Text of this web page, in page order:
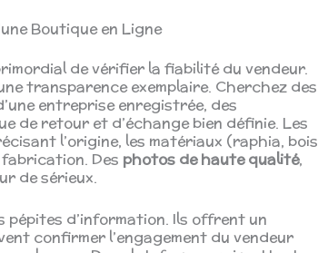
Boutique en Ligne
de vérifier la fiabilité du vendeur.
transparence exemplaire. Cherchez des
entreprise enregistrée, des
de retour et d’échange bien définie. Les
l’origine, les matériaux (raphia, bois
Des photos de haute qualité,
de sérieux.
pépites d’information. Ils offrent un
confirmer l’engagement du vendeur